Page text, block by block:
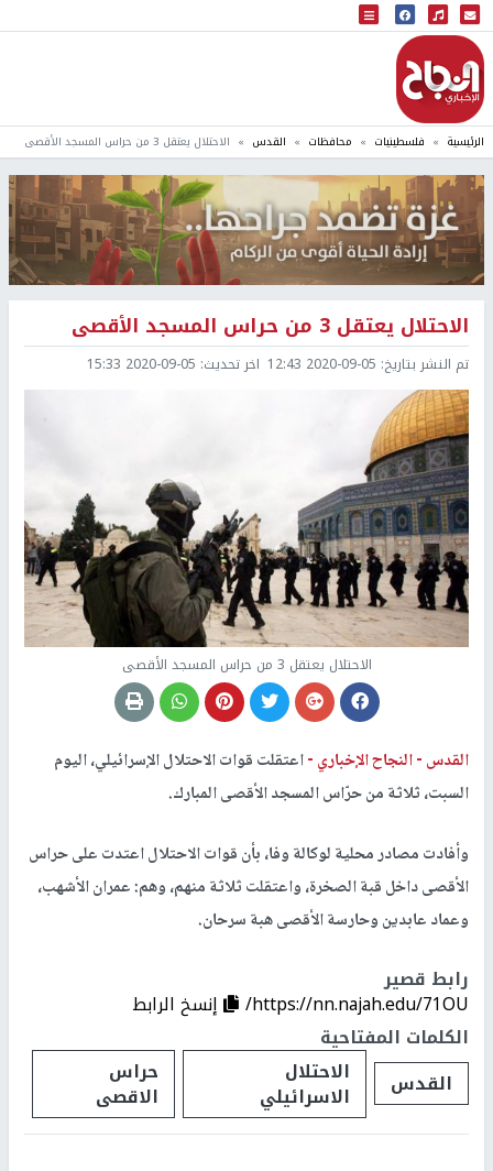
البث المباشر
إذاعة النجاح
الرئيسية فلسطينيات محافظات القدس الاحتلال يعتقل 3 من حراس المسجد الأقصى
الاحتلال يعتقل 3 من حراس المسجد الأقصى
تم النشر بتاريخ: 2020-09-05 12:43 اخر تحديث: 2020-09-05 15:33
الاحتلال يعتقل 3 من حراس المسجد الأقصى
القدس -النجاح الإخباري -اعتقلت قوات الاحتلال الإسرائيلي، اليوم
السبت، ثلاثة من حرّاس المسجد الأقصى المبارك.
وأفادت مصادر محلية لوكالة وفا، بأن قوات الاحتلال اعتدت على حراس
الأقصى داخل قبة الصخرة، واعتقلت ثلاثة منهم، وهم: عمران الأشهب،
وعماد عابدين وحارسة الأقصى هبة سرحان.
رابط قصير
https://nn.najah.edu/71OU/
إنسخ الرابط
الكلمات المفتاحية
القدس
الاحتلال
الاسرائيلي
حراس
الاقصى